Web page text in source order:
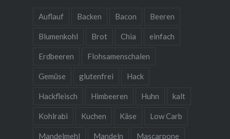
Auflauf Backen Bacon Beeren
Blumenkohl Brot Chia einfach
Erdbeeren Flohsamenschalen
Gemüse glutenfrei Hack
Hackfleisch Himbeeren Huhn kalt
Kohlrabi Kuchen Käse Low Carb
Mandelmehl Mandeln Mascarpone